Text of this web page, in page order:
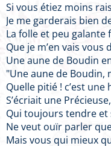
Si vous étiez moins
Je me garderais bien
La folle et peu galante
Que je m’en vais vous
Une aune de Boudin
"Une aune de Boudin,
Quelle pitié ! c’est une
S’écriait une Précieuse,
Qui toujours tendre et
Ne veut ouïr parler
Mais vous qui mieux